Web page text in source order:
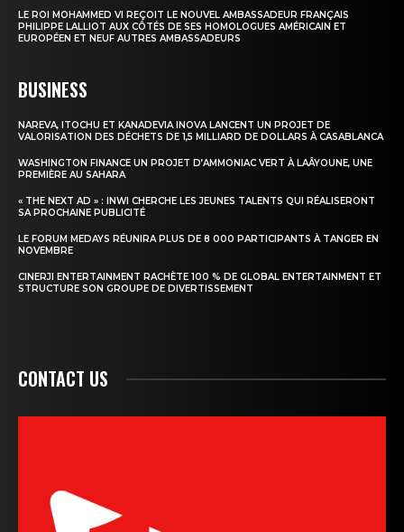
LE ROI MOHAMMED VI REÇOIT LE NOUVEL AMBASSADEUR FRANÇAIS
PHILIPPE LALLIOT AUX CÔTÉS DE SES HOMOLOGUES AMÉRICAIN ET
EUROPÉEN ET NEUF AUTRES AMBASSADEURS
BUSINESS
NAREVA, ITOCHU ET KANADEVIA INOVA LANCENT UN PROJET DE
VALORISATION DES DÉCHETS DE 1,5 MILLIARD DE DOLLARS À CASABLANCA
WASHINGTON FINANCE UN PROJET D’AMMONIAC VERT À LAÂYOUNE, UNE
PREMIÈRE AU SAHARA
« THE NEXT AD » : INWI CHERCHE LES JEUNES TALENTS QUI RÉALISERONT
SA PROCHAINE PUBLICITÉ
LE FORUM MEDAYS RÉUNIRA PLUS DE 8 000 PARTICIPANTS À TANGER EN
NOVEMBRE
CINERJI ENTERTAINMENT RACHÈTE 100 % DE GLOBAL ENTERTAINMENT ET
STRUCTURE SON GROUPE DE DIVERTISSEMENT
CONTACT US